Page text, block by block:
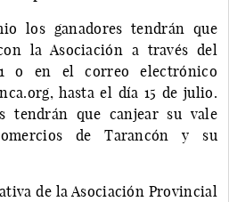
los ganadores tendrán que
la Asociación a través del
o en el correo electrónico
hasta el día 15 de julio.
tendrán que canjear su vale
de Tarancón y su
de la Asociación Provincial